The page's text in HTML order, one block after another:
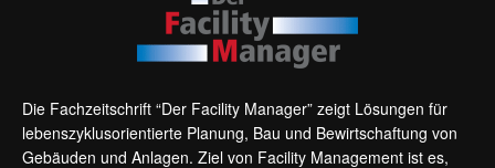
Die Fachzeitschrift “Der Facility Manager” zeigt Lösungen für
lebenszyklusorientierte Planung, Bau und Bewirtschaftung von
Gebäuden und Anlagen. Ziel von Facility Management ist es,